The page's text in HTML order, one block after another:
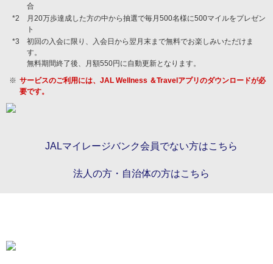
合
月20万歩達成した方の中から抽選で毎月500名様に500マイルをプレゼン
ト
初回の入会に限り、入会日から翌月末まで無料でお楽しみいただけま
す。
無料期間終了後、月額550円に自動更新となります。
サービスのご利用には、JAL Wellness ＆Travelアプリのダウンロードが必
要です。
JALマイレージバンク会員でない方はこちら
法人の方・自治体の方はこちら